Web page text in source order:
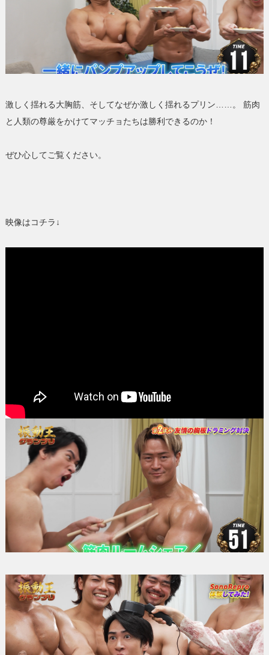
激しく揺れる大胸筋、そしてなぜか激しく揺れるプリン……。 筋肉
と人類の尊厳をかけてマッチョたちは勝利できるのか！
ぜひ心してご覧ください。
映像はコチラ↓